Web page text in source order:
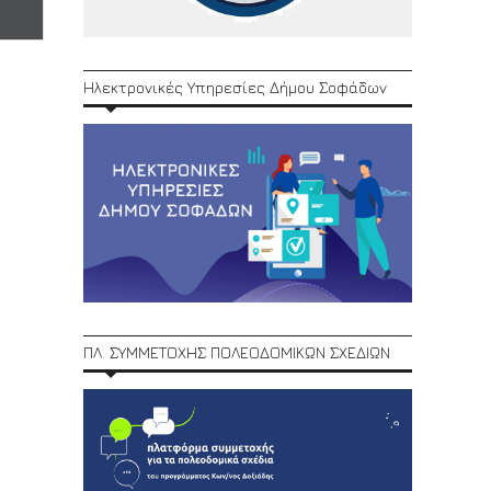
Ηλεκτρονικές Υπηρεσίες Δήμου Σοφάδων
ΠΛ. ΣΥΜΜΕΤΟΧΗΣ ΠΟΛΕΟΔΟΜΙΚΩΝ ΣΧΕΔΙΩΝ